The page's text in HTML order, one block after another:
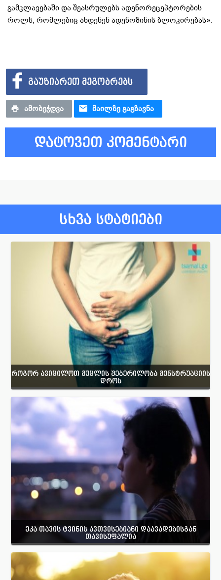
გამკლავებაში და შეასრულებს ადენორეცეპტორების
როლს, რომლებიც ახდენენ ადენოზინის ბლოკირებას».
ᲒᲐᲣᲖᲘᲐᲠᲔᲗ ᲛᲔᲒᲝᲑᲠᲔᲑᲡ
ᲐᲛᲝᲑᲔᲭᲓᲕᲐ ᲛᲐᲘᲚᲖᲔ ᲒᲐᲒᲖᲐᲕᲜᲐ
დატოვეთ კომენტარი
სხვა სტატიები
როგორ ავიცილოთ მუცლის შებერილობა მენსტრუაციის
დროს
ეკა თავის ტვინის ავთვისებიანი დაავადებისგან
თავისუფალია